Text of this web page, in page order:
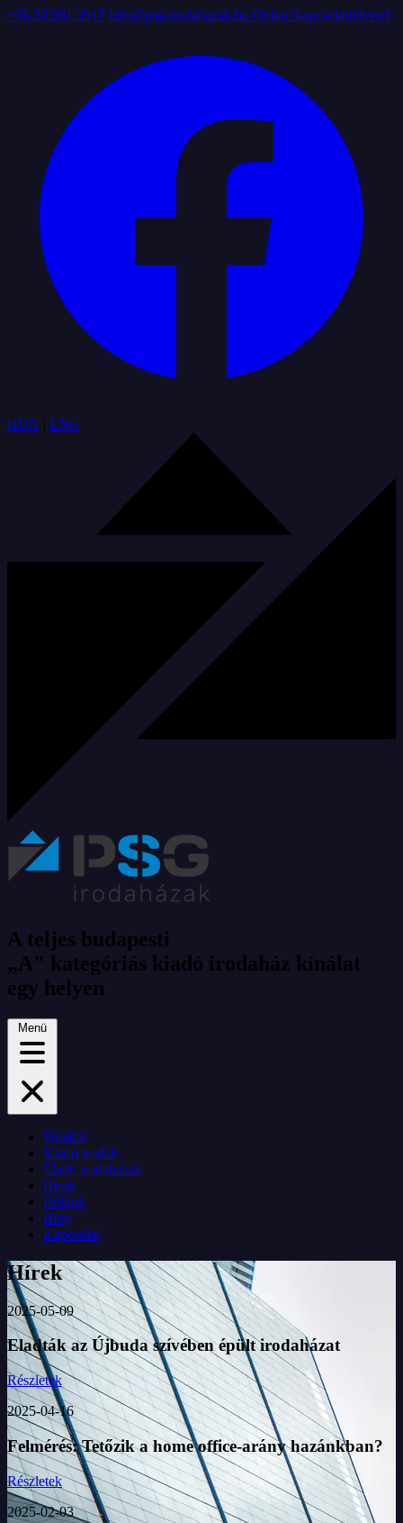
+36 20 381 3917 info@psg-irodahazak.hu Online kapcsolatfelvétel
HUN | ENG
A teljes budapesti
„A" kategóriás kiadó irodaház kínálat
egy helyen
Menü
Főoldal
Kiadó irodák
Eladó irodaházak
Hírek
Rólunk
Blog
Kapcsolat
Hírek
2025-05-09
Eladták az Újbuda szívében épült irodaházat
Részletek
2025-04-16
Felmérés: Tetőzik a home office-arány hazánkban?
Részletek
2025-02-03